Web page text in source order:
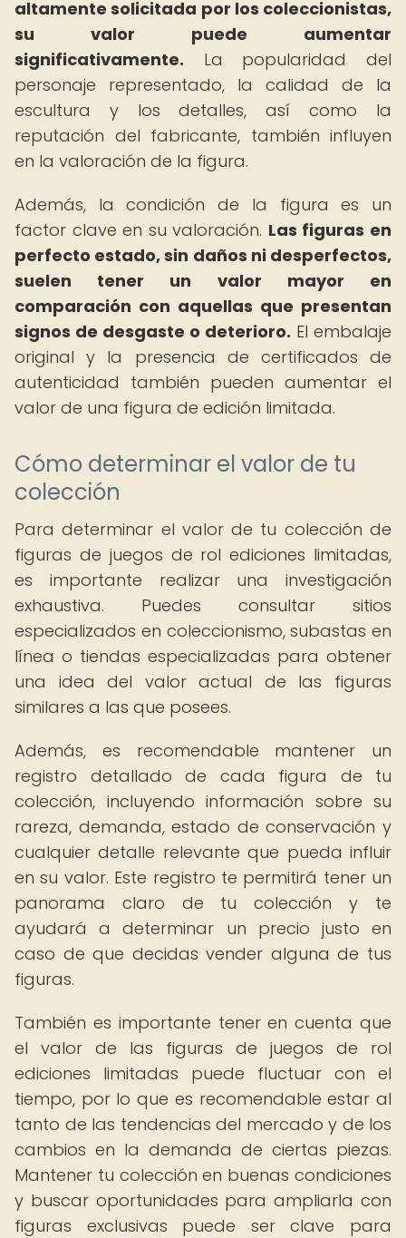
altamente solicitada por los coleccionistas,
su valor puede aumentar
significativamente. La popularidad del
personaje representado, la calidad de la
escultura y los detalles, así como la
reputación del fabricante, también influyen
en la valoración de la figura.
Además, la condición de la figura es un
factor clave en su valoración. Las figuras en
perfecto estado, sin daños ni desperfectos,
suelen tener un valor mayor en
comparación con aquellas que presentan
signos de desgaste o deterioro. El embalaje
original y la presencia de certificados de
autenticidad también pueden aumentar el
valor de una figura de edición limitada.
Cómo determinar el valor de tu
colección
Para determinar el valor de tu colección de
figuras de juegos de rol ediciones limitadas,
es importante realizar una investigación
exhaustiva. Puedes consultar sitios
especializados en coleccionismo, subastas en
línea o tiendas especializadas para obtener
una idea del valor actual de las figuras
similares a las que posees.
Además, es recomendable mantener un
registro detallado de cada figura de tu
colección, incluyendo información sobre su
rareza, demanda, estado de conservación y
cualquier detalle relevante que pueda influir
en su valor. Este registro te permitirá tener un
panorama claro de tu colección y te
ayudará a determinar un precio justo en
caso de que decidas vender alguna de tus
figuras.
También es importante tener en cuenta que
el valor de las figuras de juegos de rol
ediciones limitadas puede fluctuar con el
tiempo, por lo que es recomendable estar al
tanto de las tendencias del mercado y de los
cambios en la demanda de ciertas piezas.
Mantener tu colección en buenas condiciones
y buscar oportunidades para ampliarla con
figuras exclusivas puede ser clave para